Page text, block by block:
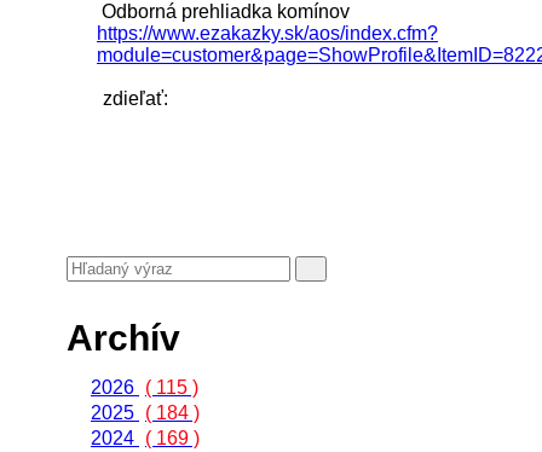
Odborná prehliadka komínov
https://www.ezakazky.sk/aos/index.cfm?
zdieľať:
Archív
2026 ( 115 )
2025 ( 184 )
2024 ( 169 )